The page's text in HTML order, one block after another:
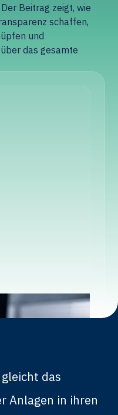
Beitrag zeigt, wie
schaffen,
und
das gesamte
das
Anlagen in ihren